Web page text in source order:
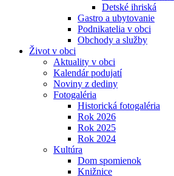
Detské ihriská
Gastro a ubytovanie
Podnikatelia v obci
Obchody a služby
Život v obci
Aktuality v obci
Kalendár podujatí
Noviny z dediny
Fotogaléria
Historická fotogaléria
Rok 2026
Rok 2025
Rok 2024
Kultúra
Dom spomienok
Knižnice